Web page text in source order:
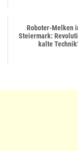
Roboter-Melken
Steiermark:
kalte